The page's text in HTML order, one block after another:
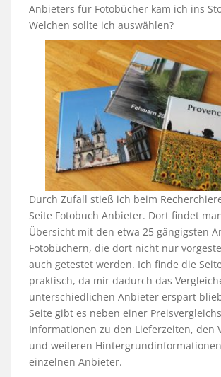
Anbieters für Fotobücher kam ich ins
Welchen sollte ich auswählen?
Durch Zufall stieß ich beim
Seite Fotobuch Anbieter. Dort findet
Übersicht mit den etwa 25 gängigsten
Fotobüchern, die dort nicht nur
auch getestet werden. Ich finde die
praktisch, da mir dadurch das
unterschiedlichen Anbieter erspart
Seite gibt es neben einer
Informationen zu den Lieferzeiten, den
und weiteren
einzelnen Anbieter.